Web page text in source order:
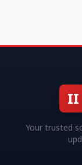
II
Your trusted